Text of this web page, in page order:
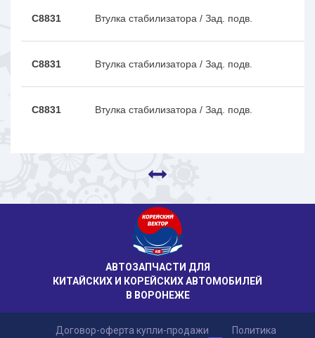
C8831 Втулка стабилизатора / Зад. подв.
C8831 Втулка стабилизатора / Зад. подв.
C8831 Втулка стабилизатора / Зад. подв.
АВТОЗАПЧАСТИ ДЛЯ
КИТАЙСКИХ И КОРЕЙСКИХ АВТОМОБИЛЕЙ
В ВОРОНЕЖЕ
Договор-оферта купли-продажи Политика